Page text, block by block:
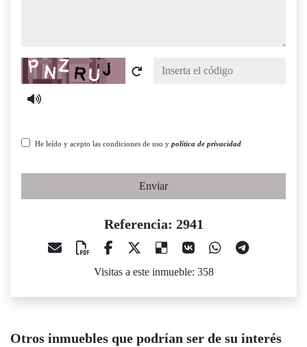
Captcha
He leído y acepto las condiciones de uso y política de privacidad
Enviar
Referencia: 2941
Visitas a este inmueble: 358
Otros inmuebles que podrían ser de su interés